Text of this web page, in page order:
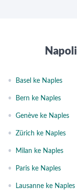
Napoli
• Basel ke Naples
• Bern ke Naples
• Genève ke Naples
• Zürich ke Naples
• Milan ke Naples
• Paris ke Naples
• Lausanne ke Naples